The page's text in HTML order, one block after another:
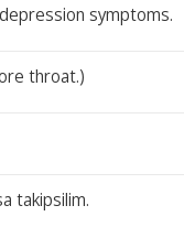
symptoms.
throat.)
takipsilim.